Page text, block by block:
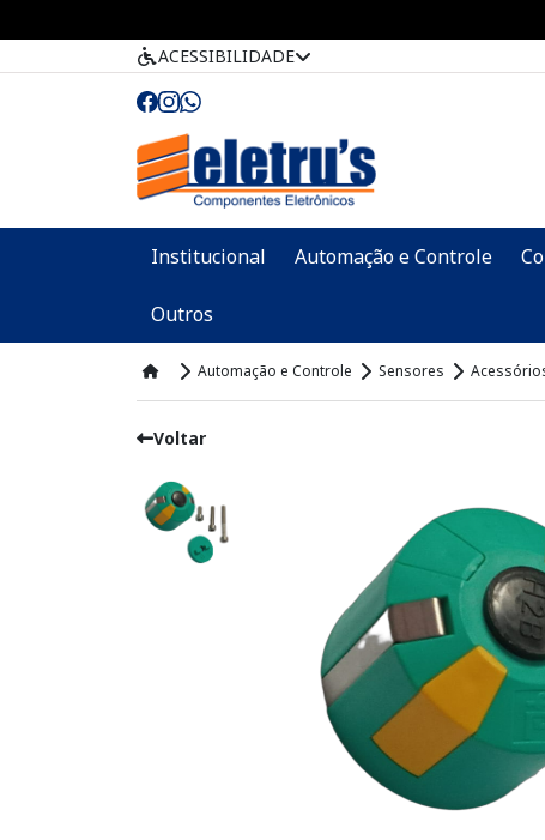
ACESSIBILIDADE
Institucional Automação e Controle
Outros
Automação e Controle Sensores
Voltar